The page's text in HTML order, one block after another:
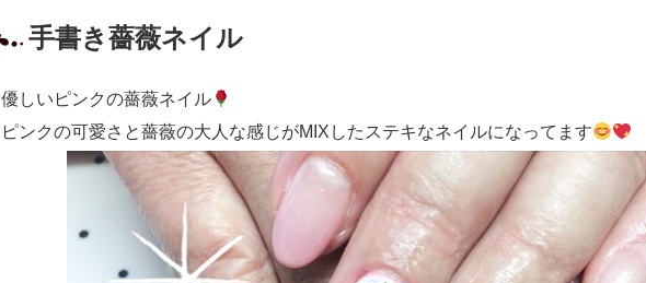
手書き薔薇ネイル
優しいピンクの薔薇ネイル
ピンクの可愛さと薔薇の大人な感じがMIXしたステキなネイルになってます